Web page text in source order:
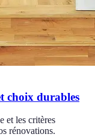
choix durables
et les critères
rénovations.